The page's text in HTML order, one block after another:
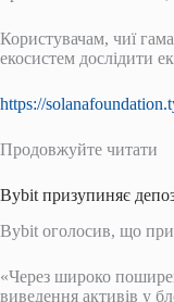
Користувачам, чиї
екосистем дослідити
https://
Продовжуйте читати
Bybit призупиняє
Bybit оголосив, що
«Через широко
виведення активів у